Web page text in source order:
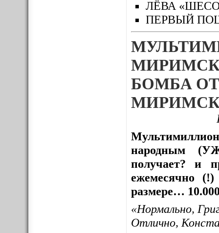
ЛЁВА
ПЕРВЫЙ
БОМБА
народным
получает? и
ежемесячно
размере…
«Нормально,
Отлично,